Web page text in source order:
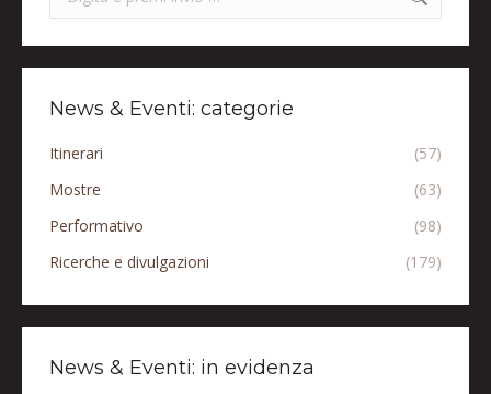
News & Eventi: categorie
Itinerari
(57)
Mostre
(63)
Performativo
(98)
Ricerche e divulgazioni
(179)
News & Eventi: in evidenza